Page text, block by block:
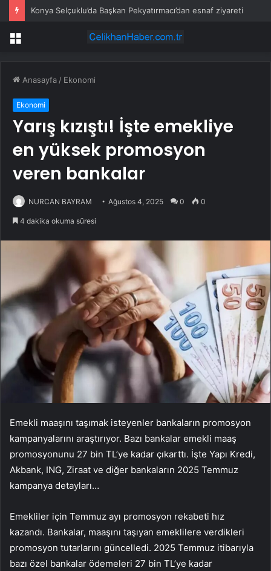
Konya Selçuklu’da Başkan Pekyatırmacı’dan esnaf ziyareti
Menü
Anasayfa / Ekonomi
Ekonomi
Yarış kızıştı! İşte emekliye
en yüksek promosyon
veren bankalar
NURCAN BAYRAM Ağustos 4, 2025 0 0
4 dakika okuma süresi
Emekli maaşını taşımak isteyenler bankaların promosyon
kampanyalarını araştırıyor. Bazı bankalar emekli maaş
promosyonunu 27 bin TL’ye kadar çıkarttı. İşte Yapı Kredi,
Akbank, ING, Ziraat ve diğer bankaların 2025 Temmuz
kampanya detayları…
Emekliler için Temmuz ayı promosyon rekabeti hız
kazandı. Bankalar, maaşını taşıyan emeklilere verdikleri
promosyon tutarlarını güncelledi. 2025 Temmuz itibarıyla
bazı özel bankalar ödemeleri 27 bin TL’ye kadar